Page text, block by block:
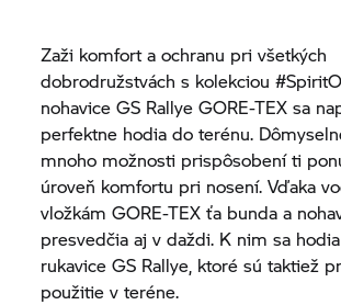
Zaži komfort a ochranu pri všetkých
dobrodružstvách s kolekciou
nohavice GS Rallye GORE-TEX sa
perfektne hodia do terénu.
mnoho možnosti prispôsobení ti
úroveň komfortu pri nosení. Vďaka
vložkám GORE-TEX ťa bunda a
presvedčia aj v daždi. K nim sa
rukavice GS Rallye, ktoré sú taktiež
použitie v teréne.